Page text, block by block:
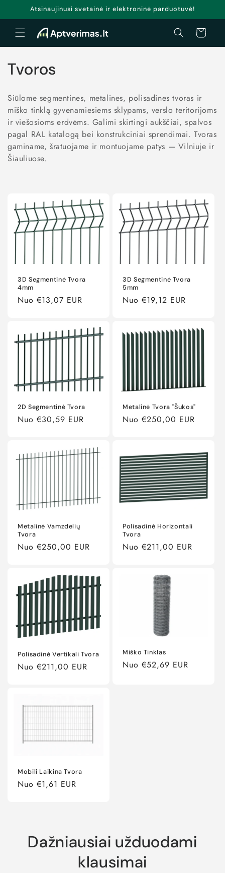
Eiti įAtsinaujinusi svetainė ir elektroninė parduotuvė!
Krepšelis
K
l
e
k
a
Tvoros
Siūlome segmentines, metalines, polisadines tvoras ir
miško tinklą gyvenamiesiems sklypams, verslo teritorijoms
ir viešosioms erdvėms. Galimi skirtingi aukščiai, spalvos
pagal RAL katalogą bei konstrukciniai sprendimai. Tvoras
gaminame, šratuojame ir montuojame patys — Vilniuje ir
Šiauliuose.
3D Segmentinė Tvora
4mm
Įprasta
Nuo €13,07 EUR
3D Segmentinė Tvora
5mm
Įprasta
Nuo €19,12 EUR
2D Segmentinė Tvora
Įprasta
Nuo €30,59 EUR
Metalinė Tvora "Šukos"
Įprasta
Nuo €250,00 EUR
Metalinė Vamzdelių
Tvora
Įprasta
Nuo €250,00 EUR
Polisadinė Horizontali
Tvora
Įprasta
Nuo €211,00 EUR
Polisadinė Vertikali Tvora
Įprasta
Nuo €211,00 EUR
Miško Tinklas
Įprasta
Nuo €52,69 EUR
Mobili Laikina Tvora
Įprasta
Nuo €1,61 EUR
Dažniausiai užduodami
klausimai